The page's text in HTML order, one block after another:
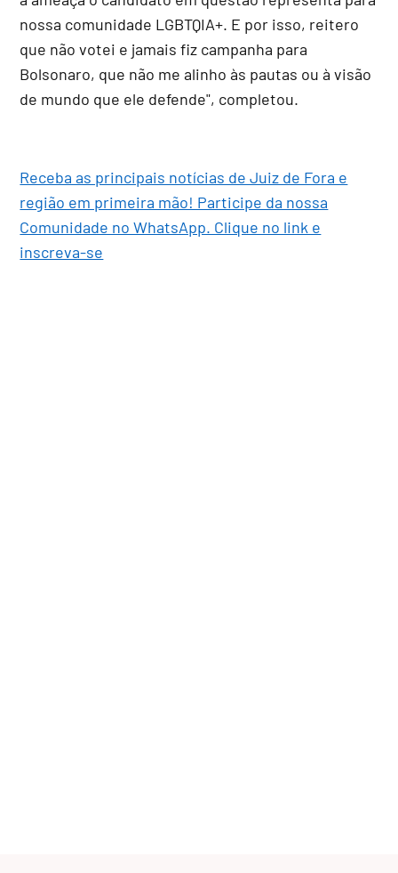
nossa comunidade LGBTQIA+. E por isso, reitero
que não votei e jamais fiz campanha para
Bolsonaro, que não me alinho às pautas ou à visão
de mundo que ele defende", completou.
Receba as principais notícias de Juiz de Fora e
região em primeira mão! Participe da nossa
Comunidade no WhatsApp. Clique no link e
inscreva-se